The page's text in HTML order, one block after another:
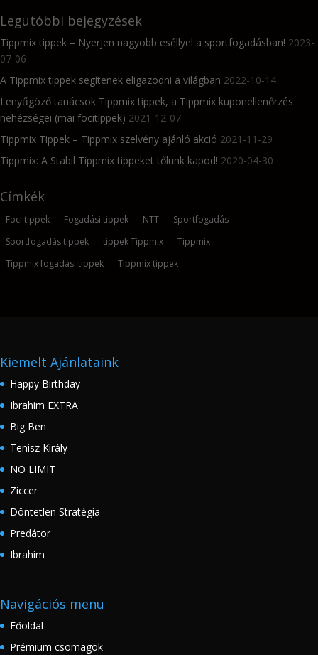
Legutóbbi bejegyzések
Tippmix tippek – Nyerjen nagyobb eséllyel a sportfogadásban! 2023-
07-06
A Tippmix tippek segítenek eligazodni a világban 2022-10-14
Lenyűgöző tanácsok Tippmix tippek, a Tippmix kuponellenőrzés
nehézségei (mai focitippek) 2021-12-07
Tippmix Tippek – Tippmix szelvény ajánló akció 2021-11-29
Tippmix: A Stabil Tippmix tippeket tőlünk kapod! 2020-04-30
Címkék
Foci tippek Fogadási tippek NTT
Sportfogadás
Sportfogadás tippek
tippek Tippmix
Tippmix
Tippmix fogadási tippek
Tippmix tippek
Kiemelt Ajánlataink
Happy Birthday
Ibrahim EXTRA
Big Ben
Tenisz Király
NO LIMIT
Ziccer
Döntetlen Stratégia
Predátor
Ibrahim
Navigációs menü
Főoldal
Prémium csomagok